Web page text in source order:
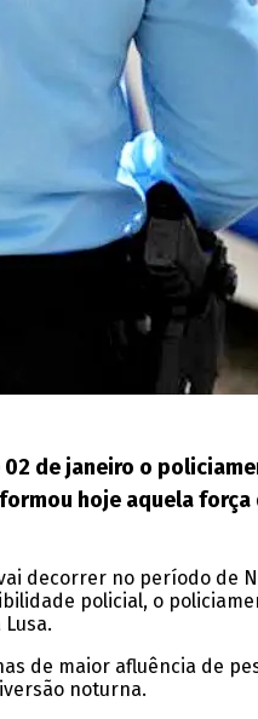
de janeiro o
hoje aquela força
decorrer no período de
policial, o
de maior afluência de
noturna.